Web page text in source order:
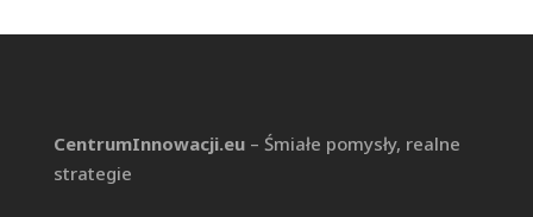
CentrumInnowacji.eu– Śmiałe pomysły, realne
strategie